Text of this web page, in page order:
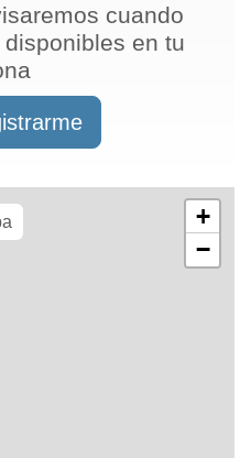
cuando
en tu
+
−
OpenStreetMap
CC-BY-SA